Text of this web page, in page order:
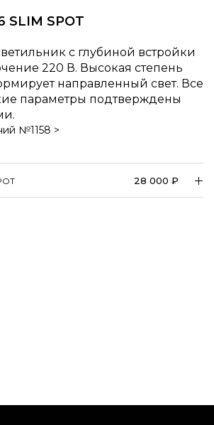
SLIM SPOT
с глубиной встройки
220 В. Высокая степень
направленный свет. Все
параметры подтверждены
№1158 >
28 000 ₽